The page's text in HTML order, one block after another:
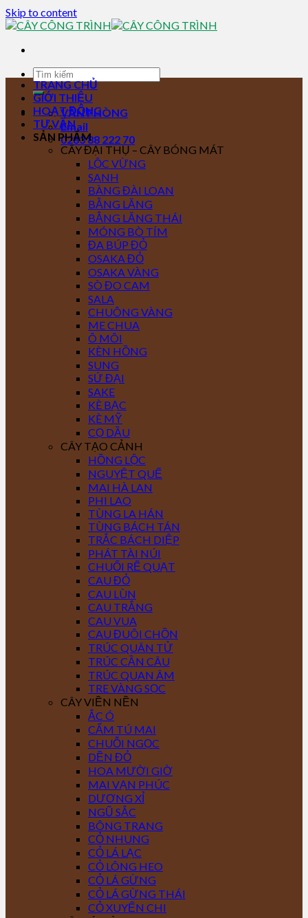
Skip to content
VĂN PHÒNG
Email
0283 88 222 70
TRANG CHỦ
GIỚI THIỆU
HOẠT ĐỘNG
TƯ VẤN
SẢN PHẨM
CÂY ĐẠI THỤ – CÂY BÓNG MÁT
LỘC VỪNG
SANH
BÀNG ĐÀI LOAN
BẰNG LĂNG
BẰNG LĂNG THÁI
MÓNG BÒ TÍM
ĐA BÚP ĐỎ
OSAKA ĐỎ
OSAKA VÀNG
SÒ ĐO CAM
SALA
CHUÔNG VÀNG
ME CHUA
Ô MÔI
KÈN HỒNG
SUNG
SỨ ĐẠI
SAKE
KÈ BẠC
KÈ MỸ
CỌ DẦU
CÂY TẠO CẢNH
HỒNG LỘC
NGUYỆT QUẾ
MAI HÀ LAN
PHI LAO
TÙNG LA HÁN
TÙNG BÁCH TÁN
TRẮC BÁCH DIỆP
PHÁT TÀI NÚI
CHUỐI RẼ QUẠT
CAU ĐỎ
CAU LÙN
CAU TRẮNG
CAU VUA
CAU ĐUÔI CHỒN
TRÚC QUÂN TỬ
TRÚC CẦN CÂU
TRÚC QUAN ÂM
TRE VÀNG SỌC
CÂY VIỀN NỀN
ẮC Ó
CẨM TÚ MAI
CHUỖI NGỌC
DỀN ĐỎ
HOA MƯỜI GIỜ
MAI VẠN PHÚC
DƯƠNG XỈ
NGŨ SẮC
BÔNG TRANG
CỎ NHUNG
CỎ LÁ LẠC
CỎ LÔNG HEO
CỎ LÁ GỪNG
CỎ LÁ GỪNG THÁI
CỎ XUYẾN CHI